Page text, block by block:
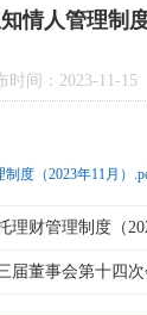
情人管理制度
时间：2023-11-15
度（2023年11月）
理财管理制度（
届董事会第十四